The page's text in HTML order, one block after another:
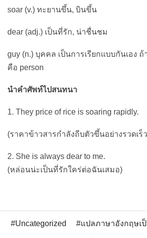
soar (v.) ทะยานขึ้น, บินขึ้น
dear (adj.) เป็นที่รัก, น่าชื่นชม
guy (n.) บุคคล เป็นการเรียกแบบกันเอง ถ้
คือ person
นำคำศัพท์ไปสนทนา
1. They price of rice is soaring rapidly.
(ราคาข้าวสารกำลังถีบตัวขึ้นอย่างรวดเร็
2. She is always dear to me.
(หล่อนน่ะเป็นที่รักใคร่ต่อฉันเสมอ)
Uncategorized แปลภาษาอังกฤษเ